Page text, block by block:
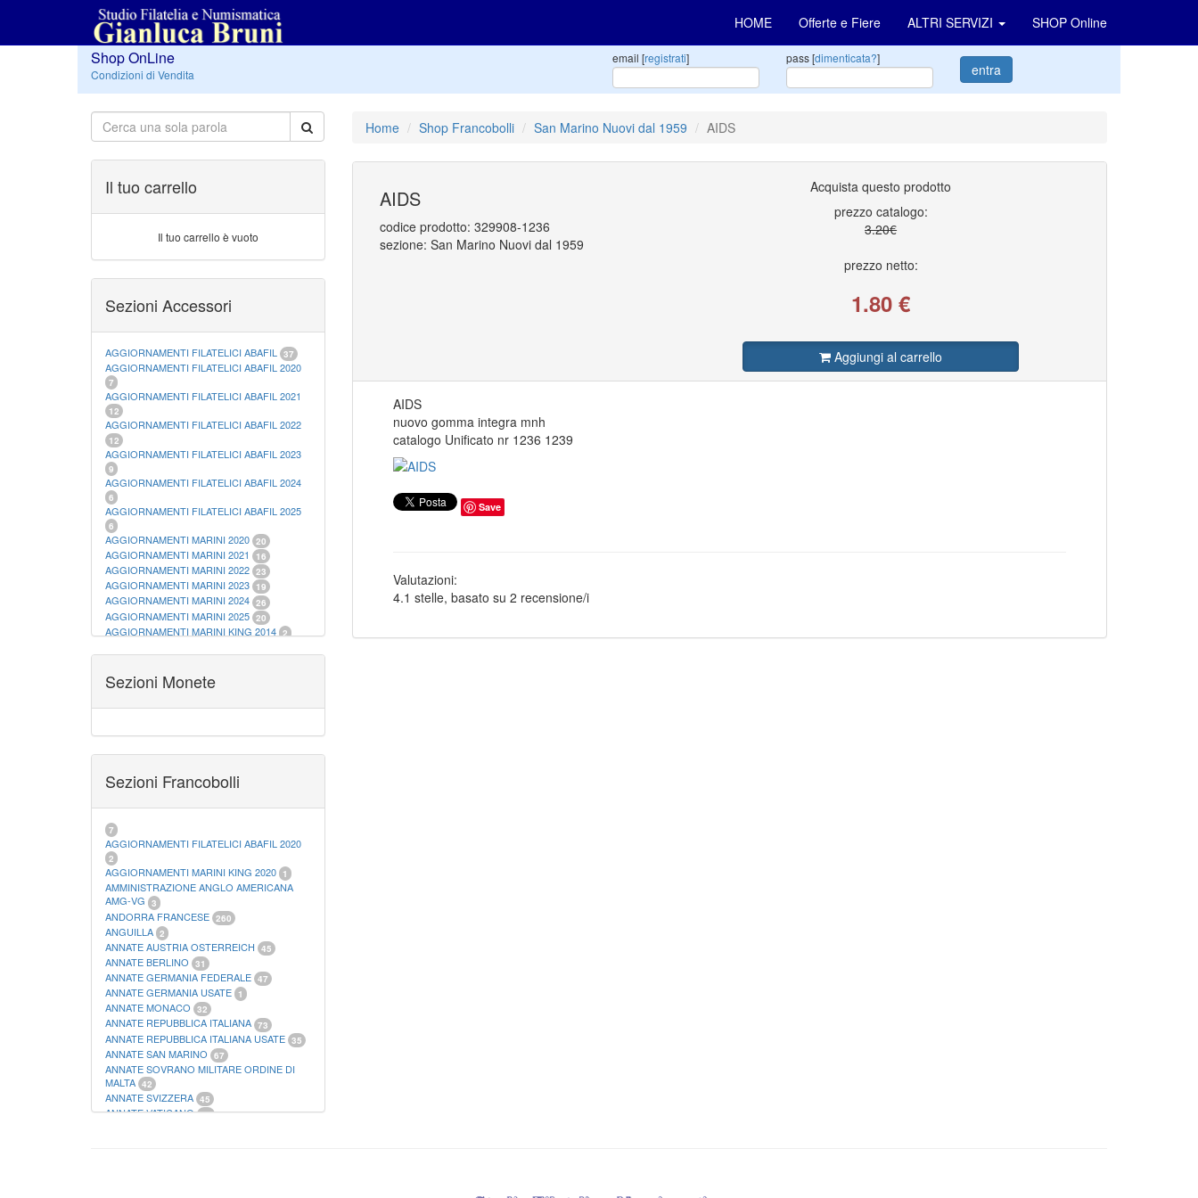
HOME Offerte e Fiere ALTRI SERVIZI SHOP Online
Shop OnLine
Condizioni di Vendita
email [registrati] pass [dimenticata?]
entra
Il tuo carrello
Il tuo carrello è vuoto
Sezioni Accessori
AGGIORNAMENTI FILATELICI ABAFIL 37
AGGIORNAMENTI FILATELICI ABAFIL 2020
7
AGGIORNAMENTI FILATELICI ABAFIL 2021
12
AGGIORNAMENTI FILATELICI ABAFIL 2022
12
AGGIORNAMENTI FILATELICI ABAFIL 2023
9
AGGIORNAMENTI FILATELICI ABAFIL 2024
6
AGGIORNAMENTI FILATELICI ABAFIL 2025
6
AGGIORNAMENTI MARINI 2020 20
AGGIORNAMENTI MARINI 2021 16
AGGIORNAMENTI MARINI 2022 23
AGGIORNAMENTI MARINI 2023 19
AGGIORNAMENTI MARINI 2024 26
AGGIORNAMENTI MARINI 2025 20
AGGIORNAMENTI MARINI KING 2014 2
AGGIORNAMENTI MARINI KING 2017
AGGIORNAMENTI MARINI KING 2018
AGGIORNAMENTI MARINI KING 2019 22
ANNUALI 9
ALBUM PER CARTAMONETA 1
CARTELLE FILATELICHE MARINI
FOGLI FILATELICI SAN MARINO
FOGLI FILATELICI VATICANO
FOGLI MARINI PERIODI SEPARATI ITALIA
15
FOGLI MARINI PERIODI SEPARATI SAN
MARINO 14
FOGLI MARINI PERIODI SEPARATI
VATICANO 10
FOGLI MARINI REGNO D'ITALIA COLONIE
ITL, 20
MATERIALE FILATELICO MARINI 33
RACCOGLITORI XL 1
Sezioni Monete
Sezioni Francobolli
7
AGGIORNAMENTI FILATELICI ABAFIL 2020
2
AGGIORNAMENTI MARINI KING 2020 1
AMMINISTRAZIONE ANGLO AMERICANA
AMG-VG 3
ANDORRA FRANCESE 260
ANGUILLA 2
ANNATE AUSTRIA OSTERREICH 45
ANNATE BERLINO 31
ANNATE GERMANIA FEDERALE 47
ANNATE GERMANIA USATE 1
ANNATE MONACO 32
ANNATE REPUBBLICA ITALIANA 73
ANNATE REPUBBLICA ITALIANA USATE 35
ANNATE SAN MARINO 67
ANNATE SOVRANO MILITARE ORDINE DI
MALTA 42
ANNATE SVIZZERA 45
ANNATE VATICANO 64
Home Shop Francobolli San Marino Nuovi dal 1959 AIDS
AIDS
codice prodotto: 329908-1236
sezione: San Marino Nuovi dal 1959
Acquista questo prodotto
prezzo catalogo:
3.20€
prezzo netto:
1.80 €
Aggiungi al carrello
AIDS
nuovo gomma integra mnh
catalogo Unificato nr 1236 1239
Save
Valutazioni:
4.1 stelle, basato su 2 recensione/i